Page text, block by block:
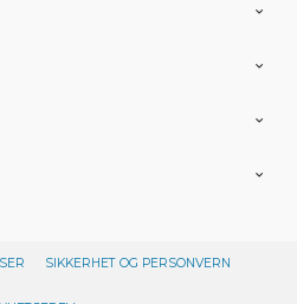
SIKKERHET OG PERSONVERN